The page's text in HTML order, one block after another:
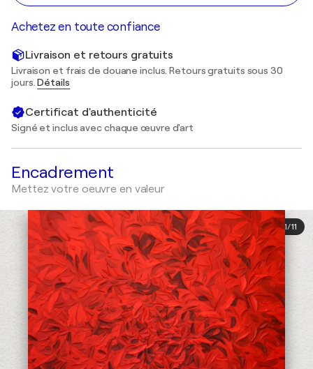
Achetez en toute confiance
Livraison et retours gratuits
Livraison et frais de douane inclus. Retours gratuits sous 30
jours.Détails
Certificat d'authenticité
Signé et inclus avec chaque œuvre d'art
Encadrement
Mettez votre oeuvre en valeur
1/11